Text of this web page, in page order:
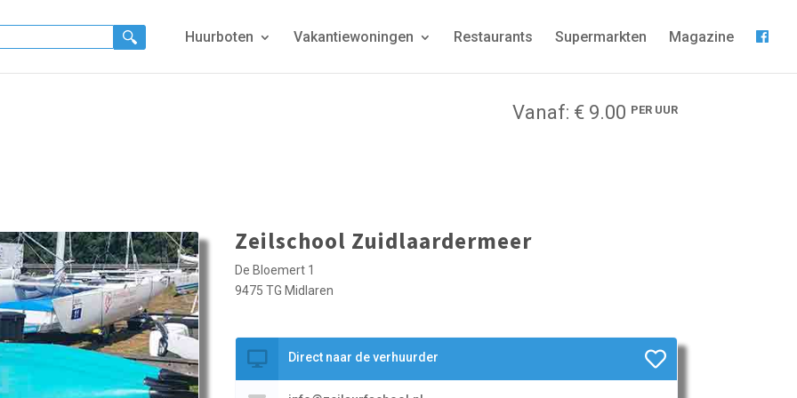
Huurboten Vakantiewoningen Restaurants Supermarkten Magazine
Vanaf: € 9.00 PER UUR
Zeilschool Zuidlaardermeer
De Bloemert 1
9475 TG Midlaren
Direct naar de verhuurder